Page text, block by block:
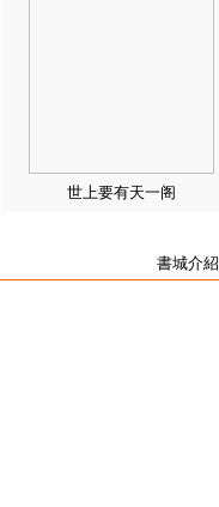
世上要有天一阁
書城介紹